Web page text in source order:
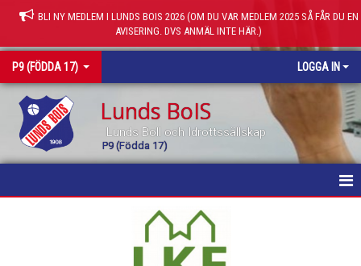
BLI NY MEDLEM I LUNDS BOIS 2026 (OM DU VAR MEDLEM 2025 SÅ FÅR DU EN
AVISERING. DVS ANMÄL INTE HÄR.)
P9 (FÖDDA 17) LOGGA IN
Lunds BoIS
Lunds Boll och Idrottssällskap
P9 (Födda 17)